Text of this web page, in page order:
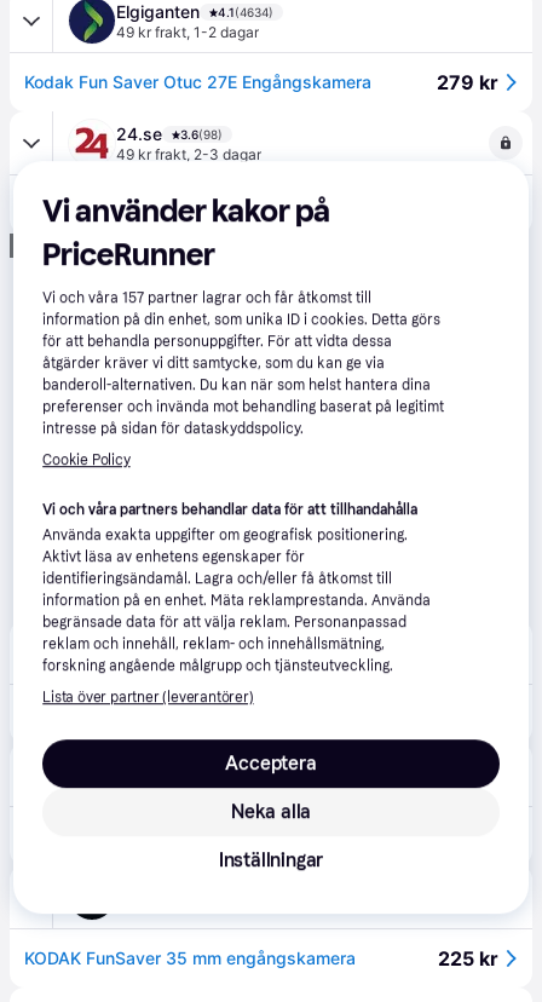
Elgiganten 4.1(4634)
49 kr frakt, 1-2 dagar
Kodak Fun Saver Otuc 27E Engångskamera 279 kr
24.se 3.6(98)
49 kr frakt, 2-3 dagar
Annons
Götaplatsens Foto
99 kr frakt,1-2 dagar
BGA Fotobutik
49 kr frakt,1-3 dagar
KODAK FunSaver 35 mm engångskamera 225 kr
Vi använder kakor på
PriceRunner
Vi och våra157 partner lagrar och får åtkomst till
information på din enhet, som unika ID i cookies. Detta görs
för att behandla personuppgifter. För att vidta dessa
åtgärder kräver vi ditt samtycke, som du kan ge via
banderoll-alternativen. Du kan när som helst hantera dina
preferenser och invända mot behandling baserat på legitimt
intresse på sidan för dataskyddspolicy.
Cookie Policy
Vi och våra partners behandlar data för att tillhandahålla
Använda exakta uppgifter om geografisk positionering.
Aktivt läsa av enhetens egenskaper för
identifieringsändamål. Lagra och/eller få åtkomst till
information på en enhet. Mäta reklamprestanda. Använda
begränsade data för att välja reklam. Personanpassad
reklam och innehåll, reklam- och innehållsmätning,
forskning angående målgrupp och tjänsteutveckling.
Lista över partner (leverantörer)
Neka alla
Acceptera
Inställningar